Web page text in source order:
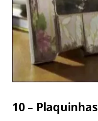
10 – Plaquinhas